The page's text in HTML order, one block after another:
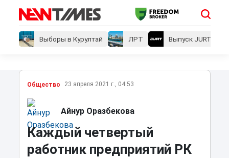
Выборы в Курултай ЛРТ Выпуск JURT
Общество 23 апреля 2021 г., 04:53
Айнур Оразбекова
Каждый четвертый
работник предприятий РК